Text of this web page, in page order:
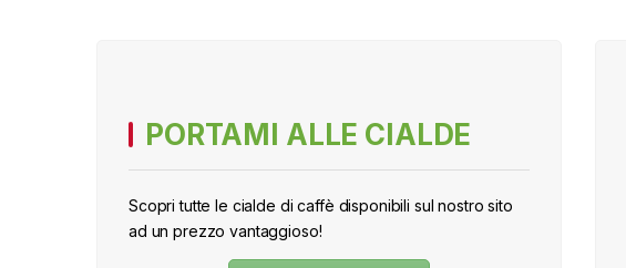
PORTAMI ALLE CIALDE
Scopri tutte le cialde di caffè disponibili sul nostro sito
ad un prezzo vantaggioso!